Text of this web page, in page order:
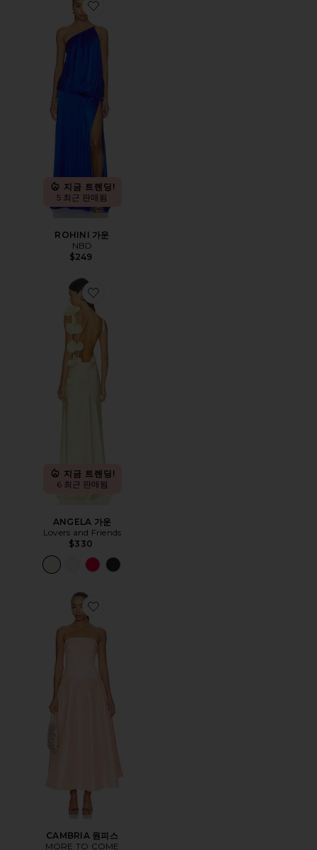
Favorite ROHINI 가운
지금 트렌딩!
5 최근 판매됨
ROHINI 가운
NBD
$249
Favorite ANGELA 가운
지금 트렌딩!
6 최근 판매됨
ANGELA 가운
Lovers and Friends
$330
Favorite CAMBRIA 원피스
CAMBRIA 원피스
MORE TO COME